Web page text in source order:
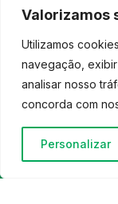
Valorizamos
Utilizamos
navegação,
analisar nosso
concorda com
Personalizar